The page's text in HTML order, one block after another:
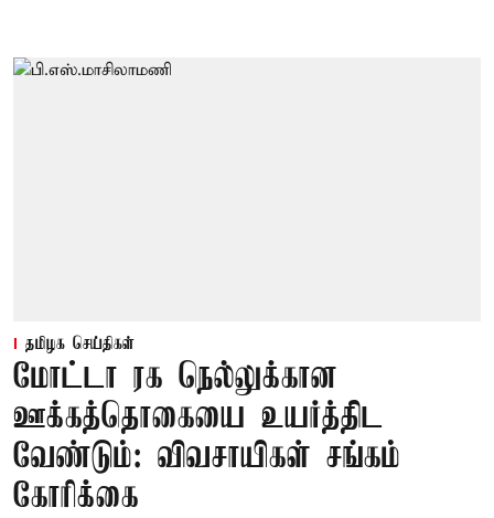
தமிழக செய்திகள்
மோட்டா ரக நெல்லுக்கான
ஊக்கத்தொகையை உயர்த்திட
வேண்டும்: விவசாயிகள் சங்கம்
கோரிக்கை